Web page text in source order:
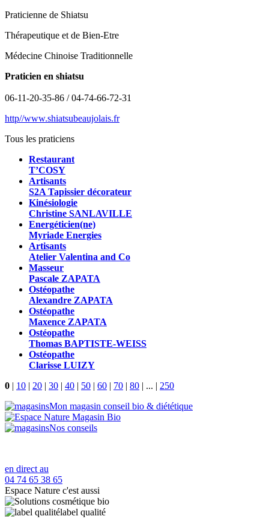
Praticienne de Shiatsu
Thérapeutique et de Bien-Etre
Médecine Chinoise Traditionnelle
Praticien en shiatsu
06-11-20-35-86 / 04-74-66-72-31
http//www.shiatsubeaujolais.fr
Tous les praticiens
Restaurant
T’COSY
Artisants
S2A Tapissier décorateur
Kinésiologie
Christine SANLAVILLE
Energéticien(ne)
Myriade Energies
Artisants
Atelier Valentina and Co
Masseur
Pascale ZAPATA
Ostéopathe
Alexandre ZAPATA
Ostéopathe
Maxence ZAPATA
Ostéopathe
Thomas BAPTISTE-WEISS
Ostéopathe
Clarisse LUIZY
0 | 10 | 20 | 30 | 40 | 50 | 60 | 70 | 80 | ... | 250
Mon magasin conseil bio & diététique
Nos conseils
en direct au
04 74 65 38 65
Espace Nature c'est aussi
label qualité